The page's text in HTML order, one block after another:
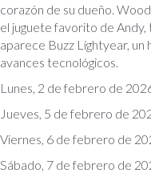
corazón de su dueño.
el juguete favorito de
aparece Buzz Lightyear,
avances tecnológicos.
Lunes, 2 de febrero de
Jueves, 5 de febrero de
Viernes, 6 de febrero de
Sábado, 7 de febrero de